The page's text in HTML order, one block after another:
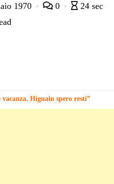
1970 0
24 sec
Higuain spero resti”